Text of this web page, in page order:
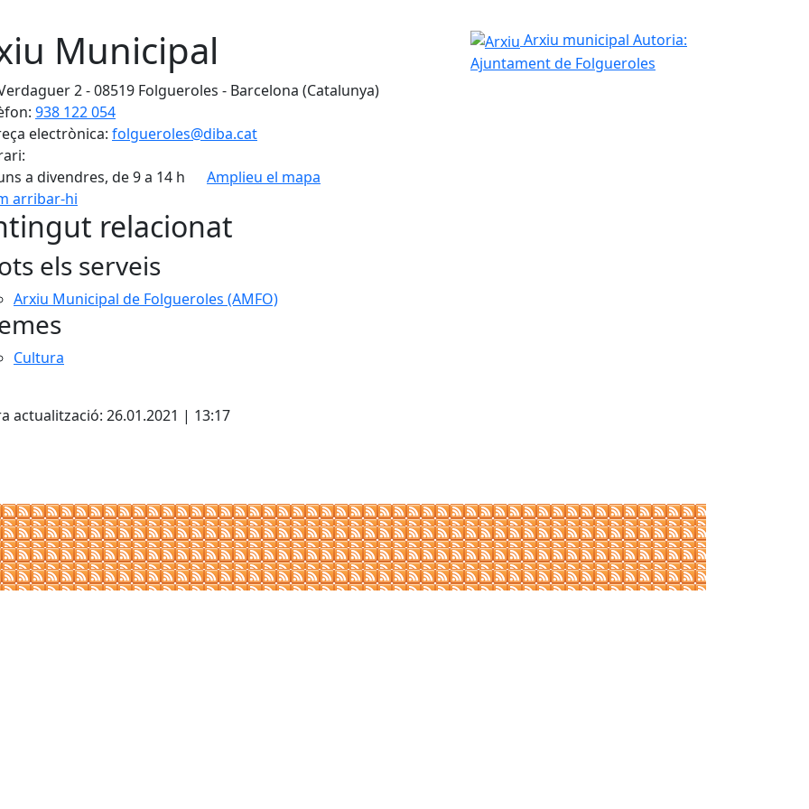
Municipal
2 - 08519 Folgueroles - Barcelona (Catalunya)
938 122 054
electrònica: folgueroles@diba.cat
a divendres, de 9 a 14 h
Amplieu el mapa
arribar-hi
relacionat
els serveis
Arxiu Municipal de Folgueroles (AMFO)
Cultura
actualització: 26.01.2021 | 13:17
Arxiu Arxiu municipal Autoria:
Ajuntament de Folgueroles